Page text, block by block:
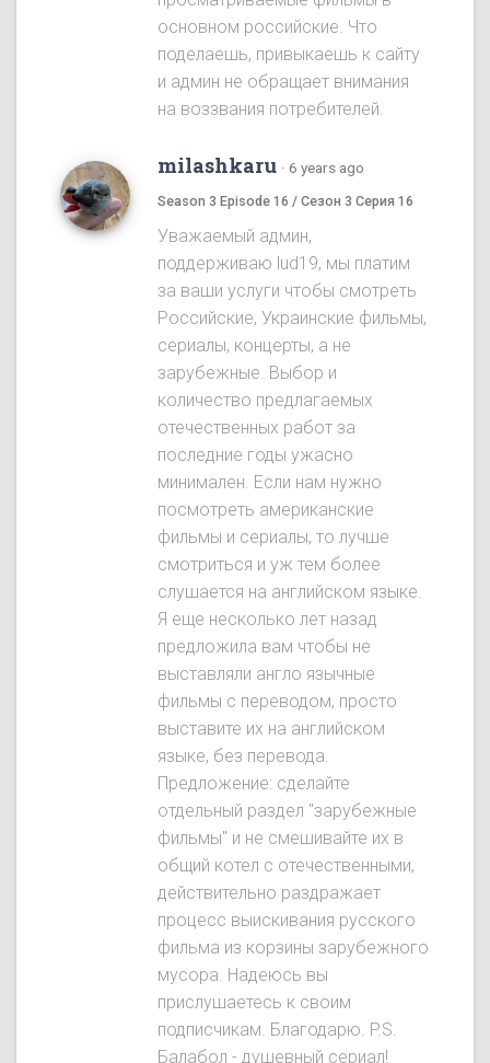
основном российские. Что
поделаешь, привыкаешь к сайту
и админ не обращает внимания
на воззвания потребителей.
milashkaru · 6 years ago
Season 3 Episode 16 / Сезон 3 Серия 16
Уважаемый админ,
поддерживаю lud19, мы платим
за ваши услуги чтобы смотреть
Российские, Украинские фильмы,
сериалы, концерты, а не
зарубежные. Выбор и
количество предлагаемых
отечественных работ за
последние годы ужасно
минимален. Если нам нужно
посмотреть американские
фильмы и сериалы, то лучше
смотриться и уж тем более
слушается на английском языке.
Я еще несколько лет назад
предложила вам чтобы не
выставляли англо язычные
фильмы с переводом, просто
выставите их на английском
языке, без перевода.
Предложение: сделайте
отдельный раздел "зарубежные
фильмы" и не смешивайте их в
общий котел с отечественными,
действительно раздражает
процесс выискивания русского
фильма из корзины зарубежного
мусора. Надеюсь вы
прислушаетесь к своим
подписчикам. Благодарю. P.S.
Балабол - душевный сериал!